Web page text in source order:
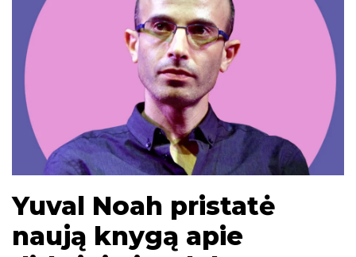
Yuval Noah pristatė
naują knygą apie